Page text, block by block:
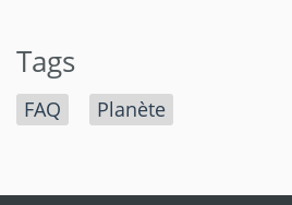
Tags
FAQ Planète